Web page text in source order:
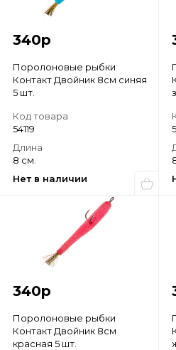
340р
Поролоновые рыбки
Контакт Двойник 8см синяя
5 шт.
Код товара
54119
Длина
8 см.
Нет в наличии
340р
Поролоновые рыбки
Контакт Двойник 8см
красная 5 шт.